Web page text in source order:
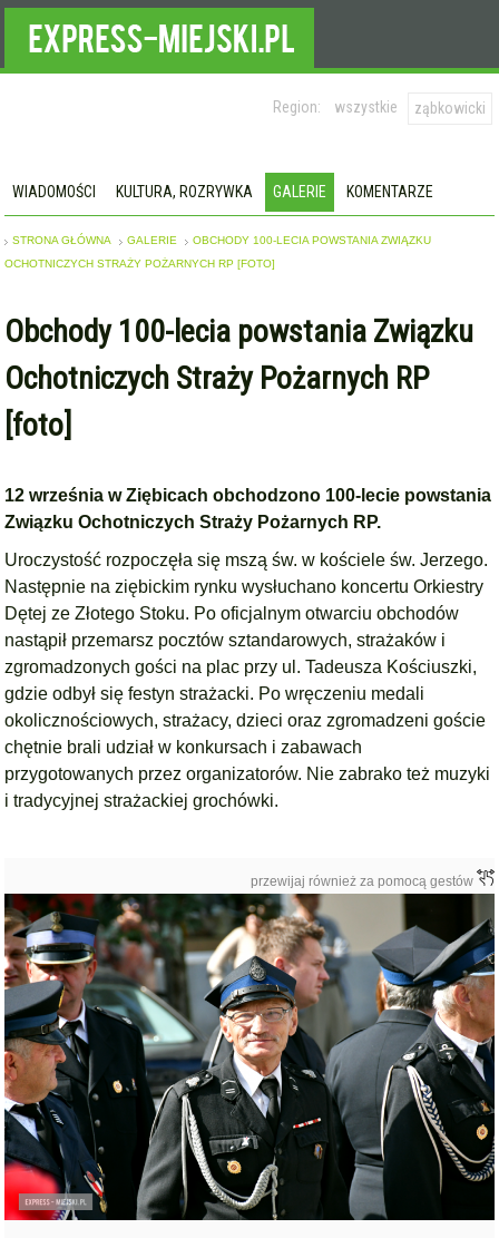
Region: wszystkie ząbkowicki
WIADOMOŚCI KULTURA, ROZRYWKA GALERIE KOMENTARZE
STRONA GŁÓWNA GALERIE
OBCHODY 100-LECIA POWSTANIA ZWIĄZKU
OCHOTNICZYCH STRAŻY POŻARNYCH RP [FOTO]
Obchody 100-lecia powstania Związku
Ochotniczych Straży Pożarnych RP
[foto]
12 września w Ziębicach obchodzono 100-lecie powstania
Związku Ochotniczych Straży Pożarnych RP.
Uroczystość rozpoczęła się mszą św. w kościele św. Jerzego.
Następnie na ziębickim rynku wysłuchano koncertu Orkiestry
Dętej ze Złotego Stoku. Po oficjalnym otwarciu obchodów
nastąpił przemarsz pocztów sztandarowych, strażaków i
zgromadzonych gości na plac przy ul. Tadeusza Kościuszki,
gdzie odbył się festyn strażacki. Po wręczeniu medali
okolicznościowych, strażacy, dzieci oraz zgromadzeni goście
chętnie brali udział w konkursach i zabawach
przygotowanych przez organizatorów. Nie zabrako też muzyki
i tradycyjnej strażackiej grochówki.
przewijaj również za pomocą gestów